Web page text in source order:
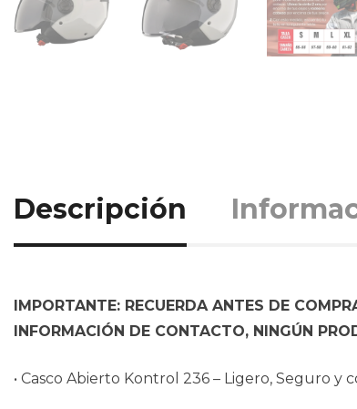
Descripción
IMPORTANTE: RECUERDA ANTES DE
INFORMACIÓN DE CONTACTO, NINGÚN
• Casco Abierto Kontrol 236 – Ligero, Seguro y